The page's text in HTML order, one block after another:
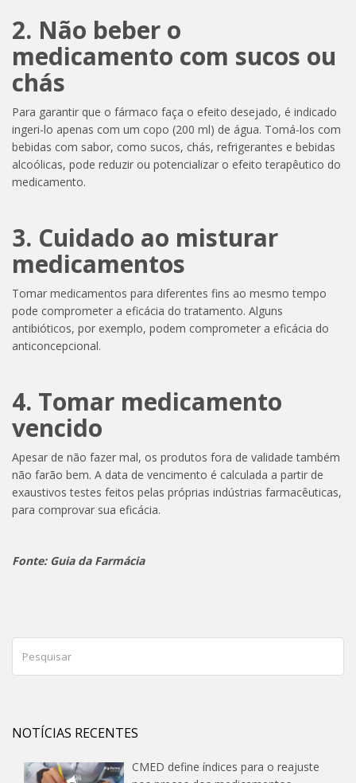
2. Não beber o
medicamento com sucos ou
chás
Para garantir que o fármaco faça o efeito desejado, é indicado
ingeri-lo apenas com um copo (200 ml) de água. Tomá-los com
bebidas com sabor, como sucos, chás, refrigerantes e bebidas
alcoólicas, pode reduzir ou potencializar o efeito terapêutico do
medicamento.
3. Cuidado ao misturar
medicamentos
Tomar medicamentos para diferentes fins ao mesmo tempo
pode comprometer a eficácia do tratamento. Alguns
antibióticos, por exemplo, podem comprometer a eficácia do
anticoncepcional.
4. Tomar medicamento
vencido
Apesar de não fazer mal, os produtos fora de validade também
não farão bem. A data de vencimento é calculada a partir de
exaustivos testes feitos pelas próprias indústrias farmacêuticas,
para comprovar sua eficácia.
Fonte: Guia da Farmácia
NOTÍCIAS RECENTES
CMED define índices para o reajuste